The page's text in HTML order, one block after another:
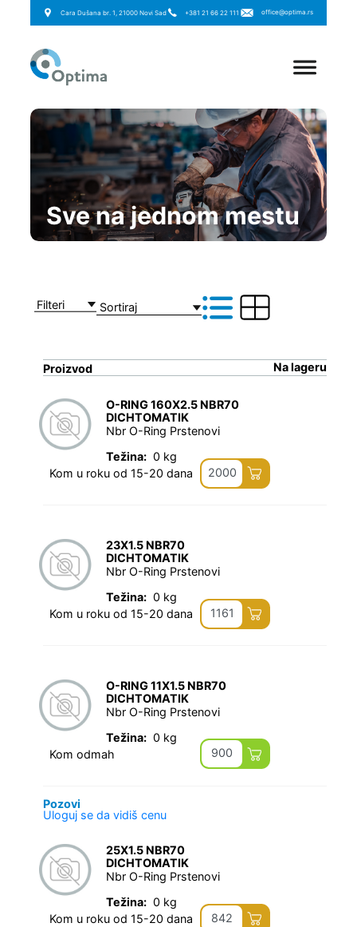
Cara Dušana br. 1, 21000 Novi Sad +381 21 66 22 111 office@optima.rs
Sve na jednom mestu
Filteri
Proizvod Na lageru
O-RING 160X2.5 NBR70
DICHTOMATIK
Nbr O-Ring Prstenovi
Težina: 0 kg
Kom u roku od 15-20 dana
2000
23X1.5 NBR70
DICHTOMATIK
Nbr O-Ring Prstenovi
Težina: 0 kg
Kom u roku od 15-20 dana
1161
O-RING 11X1.5 NBR70
DICHTOMATIK
Nbr O-Ring Prstenovi
Težina: 0 kg
Kom odmah
900
Pozovi
Uloguj se da vidiš cenu
25X1.5 NBR70
DICHTOMATIK
Nbr O-Ring Prstenovi
Težina: 0 kg
Kom u roku od 15-20 dana
842